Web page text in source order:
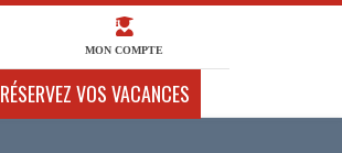
MON COMPTE
RÉSERVEZ VOS VACANCES